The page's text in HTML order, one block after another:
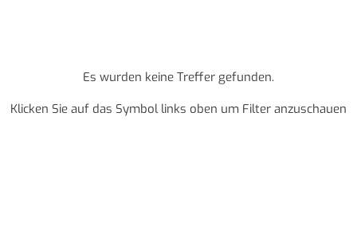
Es wurden keine Treffer gefunden.
Klicken Sie auf das Symbol links oben um Filter anzuschauen